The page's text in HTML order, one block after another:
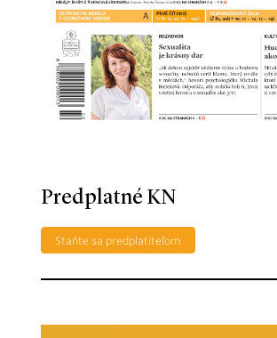
Predplatné KN
Staňte sa predplatiteľom